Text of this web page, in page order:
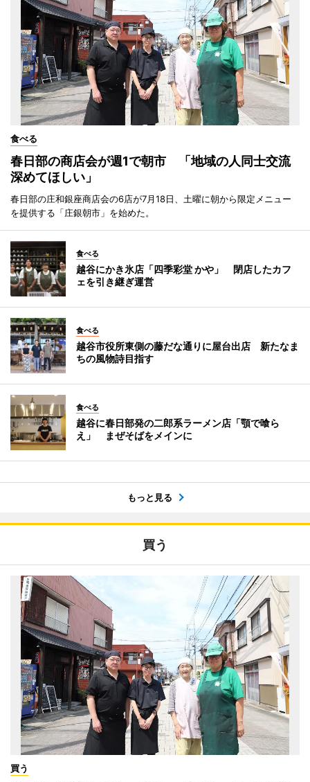
食べる
春日部の商店会が週1で朝市 「地域の人同士交流
深めてほしい」
春日部の庄和銀座商店会の6店が7月18日、土曜に朝から限定メニュー
を提供する「庄銀朝市」を始めた。
食べる
越谷にかき氷店「四季彩堂 かや」 閉店したカフ
ェを引き継ぎ運営
食べる
越谷市役所東側の藤だな通りに屋台出店 新たなま
ちの風物詩目指す
食べる
越谷に春日部発の二郎系ラーメン店「顎で喰ら
え」 まぜそばをメインに
もっと見る
買う
買う